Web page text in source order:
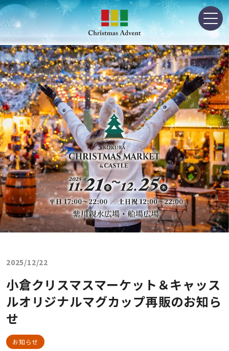
2025/12/22
小倉クリスマスマーケット＆キャッス
ルオリジナルマグカップ再販のお知ら
せ
お知らせ